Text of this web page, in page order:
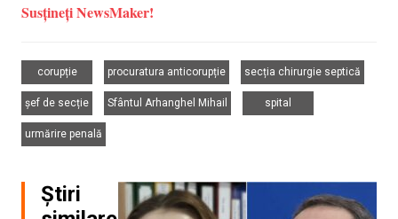
Susțineți NewsMaker!
corupție
procuratura anticorupție
secția chirurgie septică
șef de secție
Sfântul Arhanghel Mihail
spital
urmărire penală
Știri